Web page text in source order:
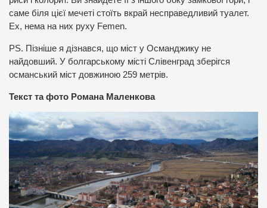
саме біля цієї мечеті стоїть вкрай несправедливий туалет.
Ех, нема на них руху Femen.
PS. Пізніше я дізнався, що міст у Османджику не
найдовший. У болгарському місті Слівенград зберігся
османський міст довжиною 259 метрів.
Текст та фото Романа Маленкова